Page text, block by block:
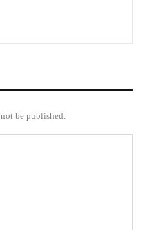
be published.